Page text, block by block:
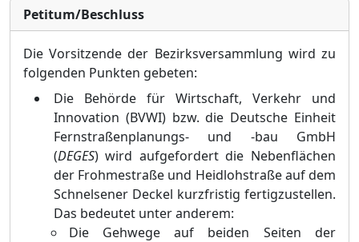
Petitum/Beschluss
Die Vorsitzende der Bezirksversammlung wird zu
folgenden Punkten gebeten:
Die Behörde für Wirtschaft, Verkehr und
Innovation (BVWI) bzw. die Deutsche Einheit
Fernstraßenplanungs- und -bau GmbH
(DEGES) wird aufgefordert die Nebenflächen
der Frohmestraße und Heidlohstraße auf dem
Schnelsener Deckel kurzfristig fertigzustellen.
Das bedeutet unter anderem:
Die Gehwege auf beiden Seiten der